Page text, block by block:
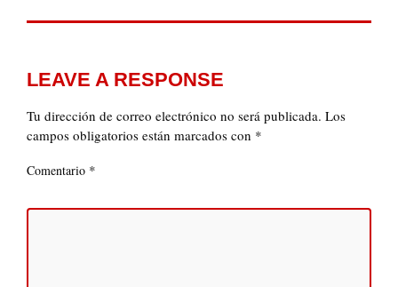
LEAVE A RESPONSE
Tu dirección de correo electrónico no será publicada. Los
campos obligatorios están marcados con *
Comentario *